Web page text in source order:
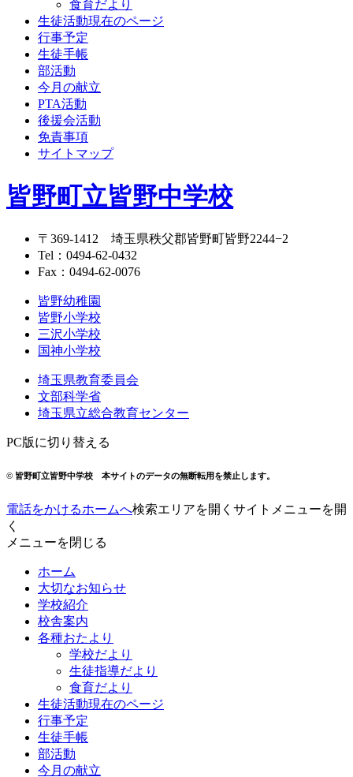
食育だより
生徒活動現在のページ
行事予定
生徒手帳
部活動
今月の献立
PTA活動
後援会活動
免責事項
サイトマップ
皆野町立皆野中学校
〒369-1412 埼玉県秩父郡皆野町皆野2244−2
Tel： 0494-62-0432
Fax：0494-62-0076
皆野幼稚園
皆野小学校
三沢小学校
国神小学校
埼玉県教育委員会
文部科学省
埼玉県立総合教育センター
PC版に切り替える
© 皆野町立皆野中学校 本サイトのデータの無断転用を禁止します。
電話をかけるホームへ検索エリアを開く サイトメニューを開
く
メニューを閉じる
ホーム
大切なお知らせ
学校紹介
校舎案内
各種おたより
学校だより
生徒指導だより
食育だより
生徒活動現在のページ
行事予定
生徒手帳
部活動
今月の献立